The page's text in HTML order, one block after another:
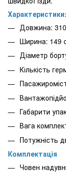
Характеристики:
Довжина:
Ширина: 149
Діаметр
Кількість
Габарити
Вага
Потужність
Комплектація
Човен